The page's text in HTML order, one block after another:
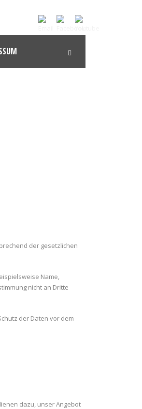
der gesetzlichen
Name,
nicht an Dritte
der Daten vor dem
dazu, unser Angebot